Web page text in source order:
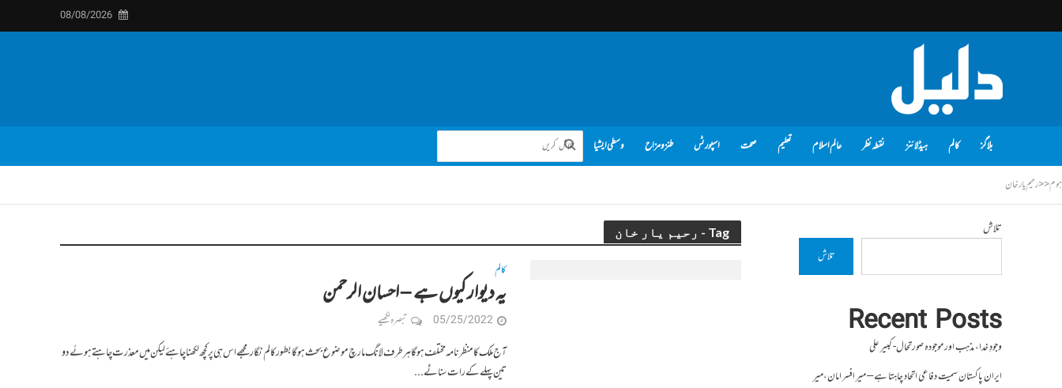
08/08/2026
بلاگز کالم ہیڈلائنز نقطہ نظر عالم اسلام تعلیم صحت اسپورٹس طنز و مزاح وسطی ایشیا
ہوم<<رحیم یار خان
Tag - رحیم یار خان
کالم
یہ دیوار کیوں ہے – احسان الرحمن
05/25/2022 تبصرہ لکھیے
آج ملک کا منظرنامہ مختلف ہوگا ہر طرف لانگ مارچ موضوع بحث ہو گا بطور کالم نگار مجھے اس ہی پر کچھ لکھنا چاہئے لیکن میں معذرت چاہتے ہوئے دو
تین پہلے کے رات سناٹے...
تلاش
تلاش
Recent Posts
وجودِ خدا، مذہب اور موجودہ صورتحال- کبیر علی
ایران پاکستان سمیت دفاعی اتحاد چاہتا ہے – میر افسر امان،میر